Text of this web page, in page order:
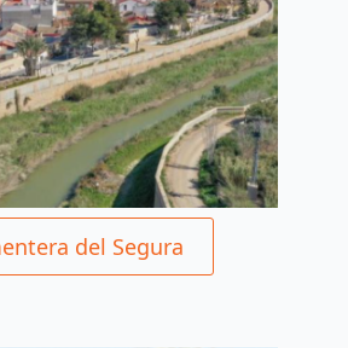
del Segura